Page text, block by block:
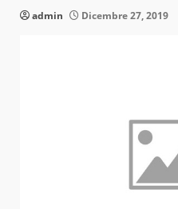
admin Dicembre 27, 2019